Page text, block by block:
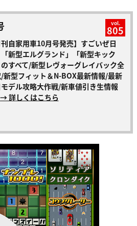
vol.
805
刊自家用車10月号発売】すごいぜ日
新型エルグランド」「新型キック
すべて/新型レヴォーグレイバック全
新型フィット＆N-BOX最新情報/最新
デル攻略大作戦/新車値引き生情報
→ 詳しくはこちら